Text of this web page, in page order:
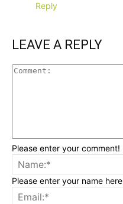
Reply
LEAVE A REPLY
Please enter your comment!
Please enter your name here